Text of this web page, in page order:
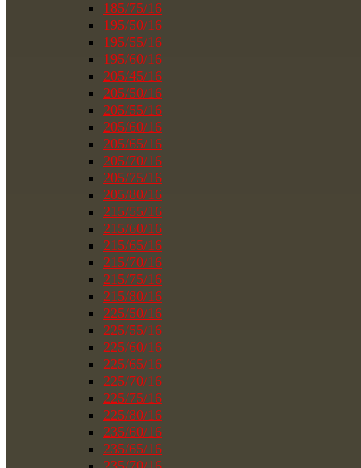
185/75/16
195/50/16
195/55/16
195/60/16
205/45/16
205/50/16
205/55/16
205/60/16
205/65/16
205/70/16
205/75/16
205/80/16
215/55/16
215/60/16
215/65/16
215/70/16
215/75/16
215/80/16
225/50/16
225/55/16
225/60/16
225/65/16
225/70/16
225/75/16
225/80/16
235/60/16
235/65/16